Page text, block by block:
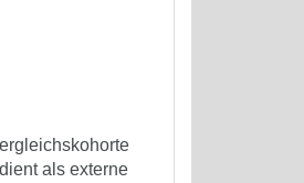
als externe